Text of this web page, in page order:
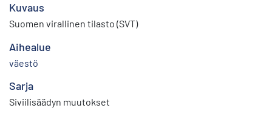
Kuvaus
Suomen virallinen tilasto (SVT)
Aihealue
väestö
Sarja
Siviilisäädyn muutokset